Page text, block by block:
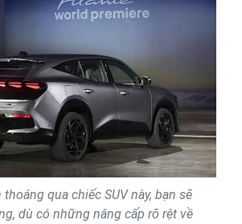
qua chiếc SUV này, bạn sẽ
dù có những nâng cấp rõ rệt về